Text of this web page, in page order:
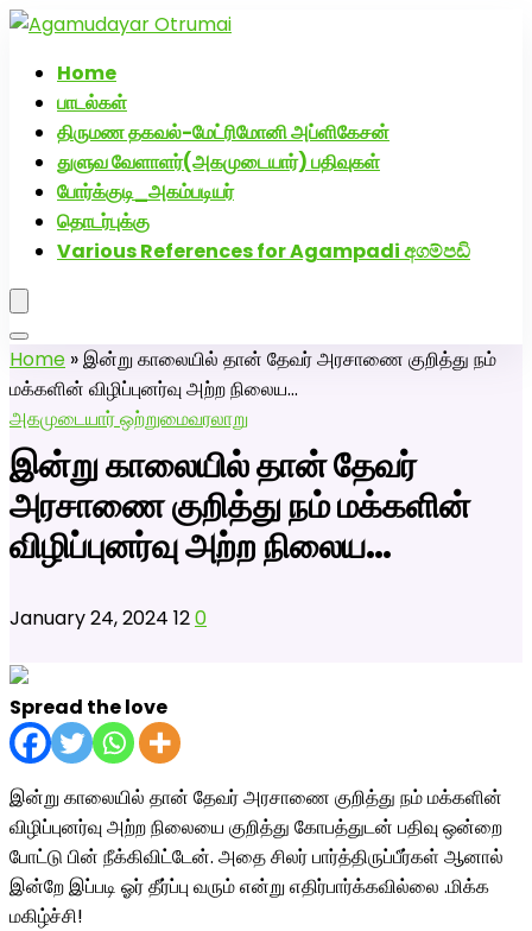
Home
பாடல்கள்
திருமண தகவல்-மேட்ரிமோனி அப்ளிகேசன்
துளுவ வேளாளர்(அகமுடையார்) பதிவுகள்
போர்க்குடி_அகம்படியர்
தொடர்புக்கு
Various References for Agampadi අගම්පඩි
Home »இன்று காலையில் தான் தேவர் அரசாணை குறித்து நம்
மக்களின் விழிப்புனர்வு அற்ற நிலைய…
அகமுடையார் ஒற்றுமைவரலாறு
இன்று காலையில் தான் தேவர்
அரசாணை குறித்து நம் மக்களின்
விழிப்புனர்வு அற்ற நிலைய…
January 24, 2024 120
Spread the love
இன்று காலையில் தான் தேவர் அரசாணை குறித்து நம் மக்களின்
விழிப்புனர்வு அற்ற நிலையை குறித்து கோபத்துடன் பதிவு ஒன்றை
போட்டு பின் நீக்கிவிட்டேன். அதை சிலர் பார்த்திருப்பீர்கள் ஆனால்
இன்றே இப்படி ஓர் தீர்ப்பு வரும் என்று எதிர்பார்க்கவில்லை .மிக்க
மகிழ்ச்சி!
அகமுடையார் திருமண வரன்களுக்கு அகமுடையார்மேட்ரி-